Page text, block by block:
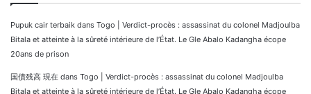
Pupuk cair terbaik dans Togo | Verdict-procès : assassinat du colonel Madjoulba
Bitala et atteinte à la sûreté intérieure de l’État. Le Gle Abalo Kadangha écope
20ans de prison
国債残高 現在 dans Togo | Verdict-procès : assassinat du colonel Madjoulba
Bitala et atteinte à la sûreté intérieure de l’État. Le Gle Abalo Kadangha écope